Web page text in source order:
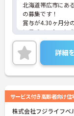
北海道帯広市にあ
の募集です！
賞与が4.30ヶ月分
いモチベーション
月の残業時間は5
持って働きたい方
ご興味のある方に
に詳細をお話しい
さい！
詳細
サービス付き高齢者向け住
株式会社フジライフベ